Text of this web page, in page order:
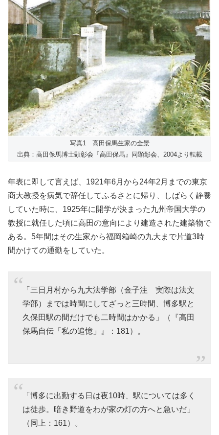
写真1 高田保馬生家の全景
出典：高田保馬博士顕彰会『高田保馬』同顕彰会、2004より転載
年表に即して言えば、1921年6月から24年2月までの東京
商大教授を病気で辞任してふるさとに帰り、しばらく静養
していた時に、1925年に開学が決まった九州帝国大学の
教授に就任した頃に高田の意向により建造された建築物で
ある。5年間はその生家から福岡箱崎の九大まで片道3時
間かけての通勤をしていた。
「三日月村から九大法学部（金子注 実際は法文
学部）までは時間にしてざっと三時間、博多駅と
久保田駅の間だけでも二時間はかかる」（『高田
保馬自伝「私の追憶」』：181）。
「博多に出勤する日は夜10時、駅については多く
は徒歩。暗き野道をわが家の灯の方へと急いだ」
（同上：161）。